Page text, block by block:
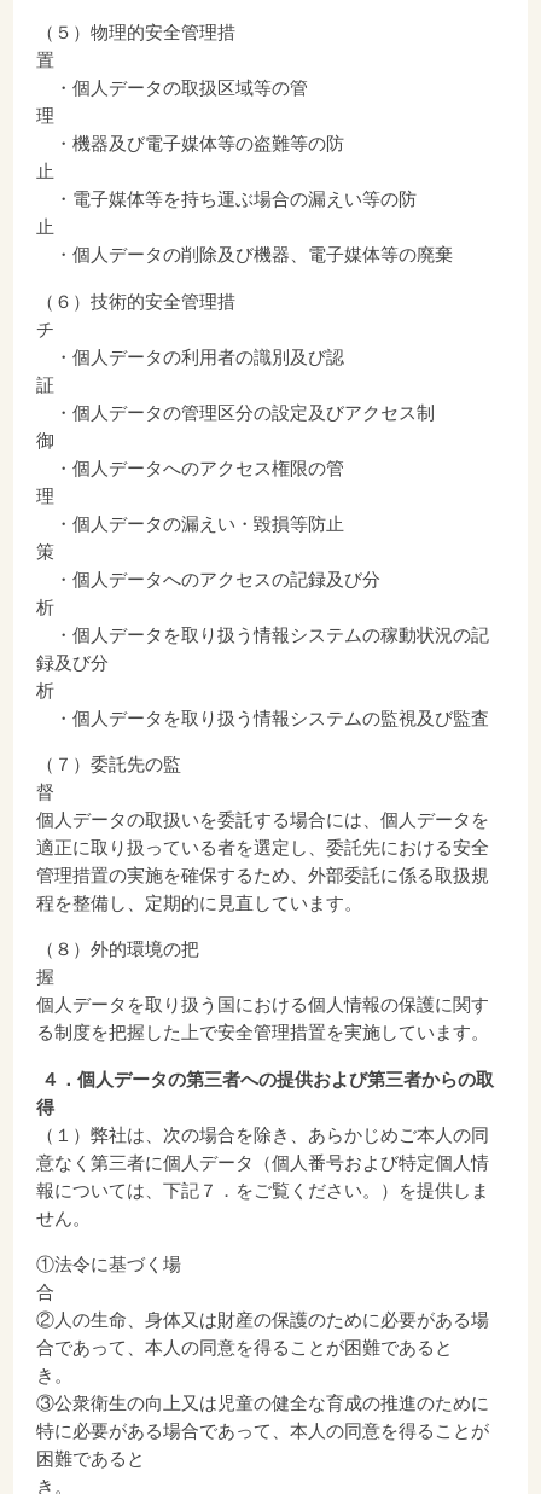
（５）物理的安全管理措
・個人データの取扱区域等の管
・機器及び電子媒体等の盗難等の防
・電子媒体等を持ち運ぶ場合の漏えい等の防
・個人データの削除及び機器、電子媒体等の廃棄
（６）技術的安全管理措
・個人データの利用者の識別及び認
・個人データの管理区分の設定及びアクセス制
・個人データへのアクセス権限の管
・個人データの漏えい・毀損等防止
・個人データへのアクセスの記録及び分
・個人データを取り扱う情報システムの稼動状況の記
録及び分
・個人データを取り扱う情報システムの監視及び監査
（７）委託先の監
個人データの取扱いを委託する場合には、個人データを
適正に取り扱っている者を選定し、委託先における安全
管理措置の実施を確保するため、外部委託に係る取扱規
程を整備し、定期的に見直しています。
（８）外的環境の把
個人データを取り扱う国における個人情報の保護に関す
る制度を把握した上で安全管理措置を実施しています。
４ ．個人データの第三者への提供および第三者からの取
（１）弊社は、次の場合を除き、あらかじめご本人の同
意なく第三者に個人データ（個人番号および特定個人情
報については、下記７．をご覧ください。）を提供しま
せん。
①法令に基づく場
②人の生命、身体又は財産の保護のために必要がある場
合であって、本人の同意を得ることが困難であると
き
③公衆衛生の向上又は児童の健全な育成の推進のために
特に必要がある場合であって、本人の同意を得ることが
困難であると